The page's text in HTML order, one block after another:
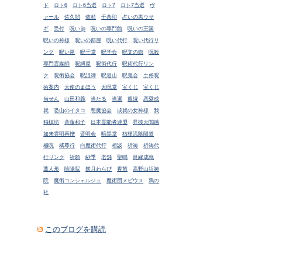
ド
ロト6 ロト6当選 ロト7 ロト7当選
ヴ
ァール
佐久間 依頼 千条印
占いの黒ウサ
ギ
受付 呪い.jp 呪いの専門館
呪いの王国
呪いの神様
呪いの部屋 呪い代行
呪い代行リ
ンク
呪い屋 呪千堂 呪学会 呪文の館
呪殺
専門霊媒師
呪縛屋 呪術代行
呪術代行リン
ク
呪術協会 呪詛師 呪道山 呪鬼会
土俗呪
術案内
天使のまほう 天呪堂 宝くじ
宝くじ
当せん
山田和義 当たる 当選 復縁
恋愛成
就
恐山のイタコ 悪魔協会 成就の女神様
我
独槙坊
斉藤和子 日本霊能者連盟
昇抜天閲感
如来雲明再憎
晋明会 暗黒堂
桔梗流陰陽道
極呪
橘尊行 白魔術代行 相談 祈祷
祈祷代
行リンク
祈願 紗季 老舗 聖鳴
良縁成就
藁人形
陰陽院 餅月わらび 香苗
高野山祈祷
院
魔術コンシェルジュ 魔術団メビウス
鴉の
社
このブログを購読